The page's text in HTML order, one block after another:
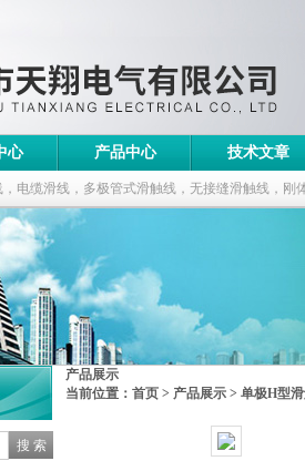
心 产品中心 技术文章
电缆滑线，多极管式滑触线，无接缝滑触线，刚
产品展示
当前位置： 首页 > 产品展示 > 单极H型